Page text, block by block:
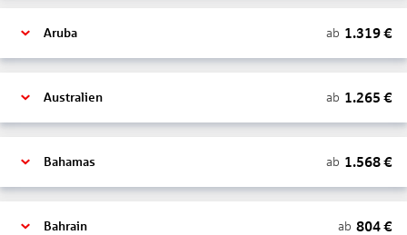
Aruba ab 1.319€
Australien ab 1.265 €
Bahamas ab 1.568€
Bahrain ab 804€